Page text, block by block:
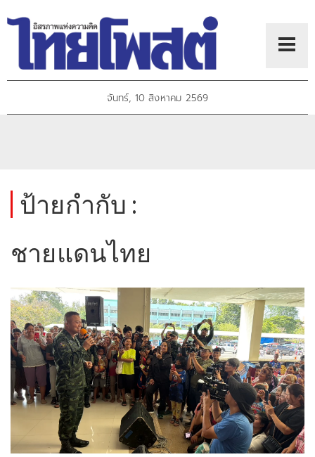
จันทร์, 10 สิงหาคม 2569
ป้ายกำกับ :
ชายแดนไทย